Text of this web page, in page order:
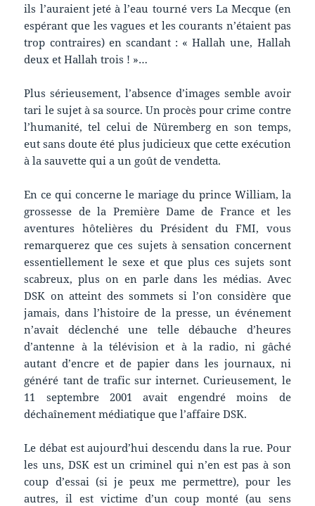
ils l’auraient jeté à l’eau tourné vers La Mecque (en
espérant que les vagues et les courants n’étaient pas
trop contraires) en scandant : « Hallah une, Hallah
deux et Hallah trois ! »…
Plus sérieusement, l’absence d’images semble avoir
tari le sujet à sa source. Un procès pour crime contre
l’humanité, tel celui de Nüremberg en son temps,
eut sans doute été plus judicieux que cette exécution
à la sauvette qui a un goût de vendetta.
En ce qui concerne le mariage du prince William, la
grossesse de la Première Dame de France et les
aventures hôtelières du Président du FMI, vous
remarquerez que ces sujets à sensation concernent
essentiellement le sexe et que plus ces sujets sont
scabreux, plus on en parle dans les médias. Avec
DSK on atteint des sommets si l’on considère que
jamais, dans l’histoire de la presse, un événement
n’avait déclenché une telle débauche d’heures
d’antenne à la télévision et à la radio, ni gâché
autant d’encre et de papier dans les journaux, ni
généré tant de trafic sur internet. Curieusement, le
11 septembre 2001 avait engendré moins de
déchaînement médiatique que l’affaire DSK.
Le débat est aujourd’hui descendu dans la rue. Pour
les uns, DSK est un criminel qui n’en est pas à son
coup d’essai (si je peux me permettre), pour les
autres, il est victime d’un coup monté (au sens